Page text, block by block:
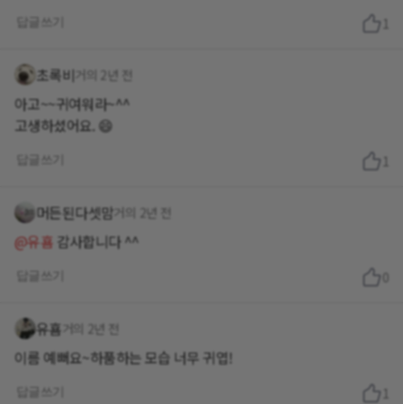
1
초록비 거의 2년 전
아고~~귀여워라~^^
고생하셨어요. 😄
1
머든된다셋맘 거의 2년 전
@유횸 감사합니다 ^^
유횸 거의 2년 전
이름 예뻐요~하품하는 모습 너무 귀엽!
1